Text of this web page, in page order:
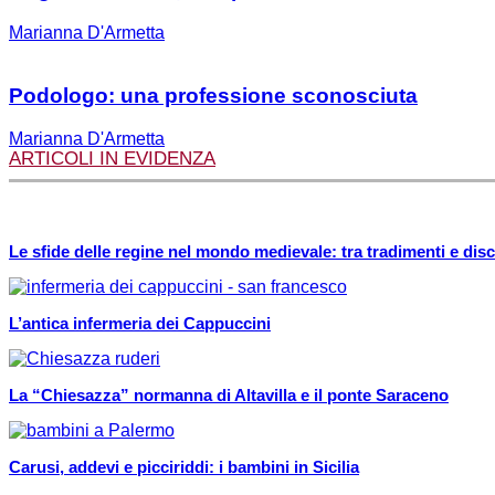
Marianna D'Armetta
Podologo: una professione sconosciuta
Marianna D'Armetta
ARTICOLI IN EVIDENZA
Le sfide delle regine nel mondo medievale: tra tradimenti e
L’antica infermeria dei Cappuccini
La “Chiesazza” normanna di Altavilla e il ponte Saraceno
Carusi, addevi e picciriddi: i bambini in Sicilia